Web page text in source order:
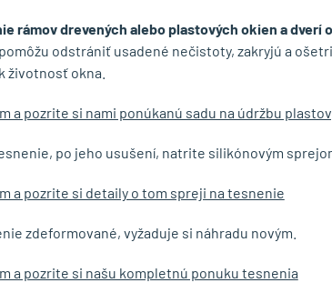
rámov drevených alebo plastových okien a
odstrániť usadené nečistoty, zakryjú a
životnosť okna.
a pozrite si nami ponúkanú sadu na údržbu
po jeho usušení, natrite silikónovým
a pozrite si detaily o tom spreji na tesnenie
zdeformované, vyžaduje si náhradu novým.
a pozrite si našu kompletnú ponuku tesnenia